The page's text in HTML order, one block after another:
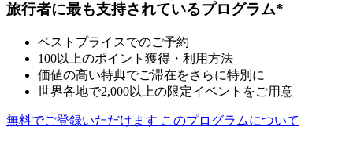
旅行者に最も支持されているプログラム*
ベストプライスでのご予約
100以上のポイント獲得・利用方法
価値の高い特典でご滞在をさらに特別に
世界各地で2,000以上の限定イベントをご用意
無料でご登録いただけます このプログラムについて